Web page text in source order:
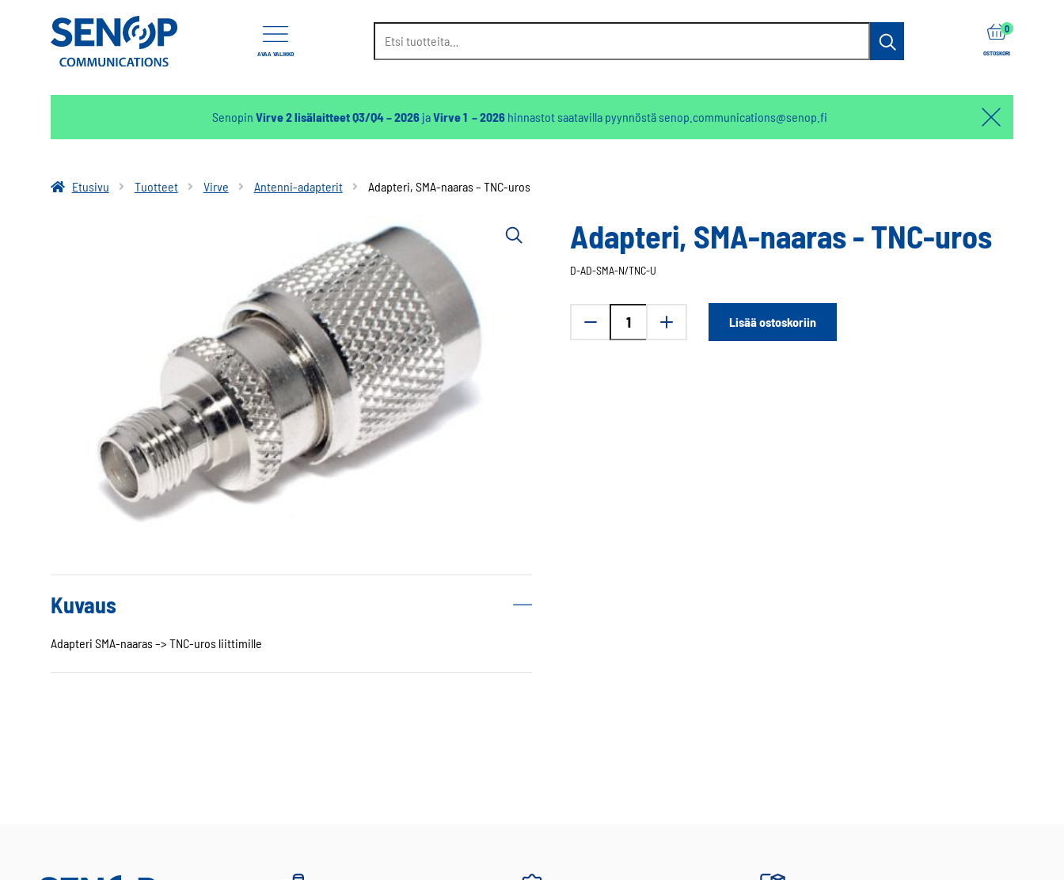
AVAA VALIKKO OSTOSKORI
0items
Senopin Virve 2 lisälaitteet Q3/Q4 – 2026jaVirve 1 – 2026hinnastot saatavilla pyynnöstä senop.communications@senop.fi
Etusivu
Tuotteet Virve Antenni-adapterit Adapteri, SMA-naaras – TNC-uros
Adapteri, SMA-naaras - TNC-uros
D-AD-SMA-N/TNC-U
Lisää ostoskoriin
Kuvaus
Adapteri SMA-naaras –> TNC-uros liittimille